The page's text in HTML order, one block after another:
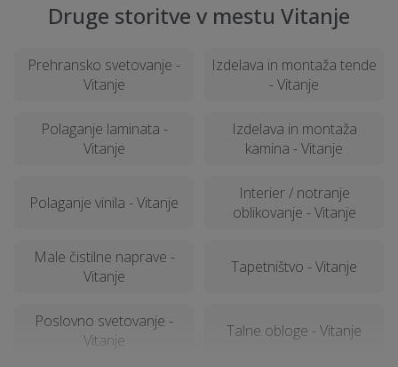
Druge storitve v mestu Vitanje
Prehransko svetovanje -
Vitanje
Izdelava in montaža tende
- Vitanje
Polaganje laminata -
Vitanje
Izdelava in montaža
kamina - Vitanje
Polaganje vinila - Vitanje
Interier / notranje
oblikovanje - Vitanje
Male čistilne naprave -
Vitanje
Tapetništvo - Vitanje
Poslovno svetovanje -
Vitanje
Talne obloge - Vitanje